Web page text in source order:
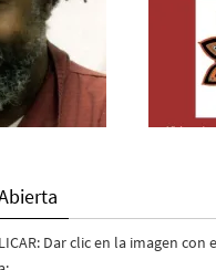
Dar clic en la imagen